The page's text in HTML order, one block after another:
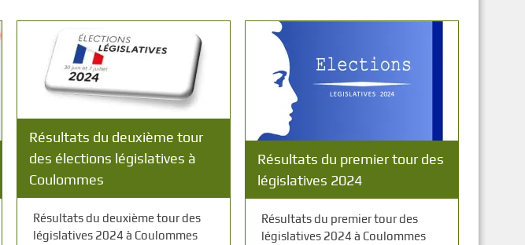
Résultats du deuxième tour
des élections législatives à
Coulommes
Résultats du deuxième tour des
législatives 2024 à Coulommes
Résultats du premier tour des
législatives 2024
Résultats du premier tour des
législatives 2024 à Coulommes